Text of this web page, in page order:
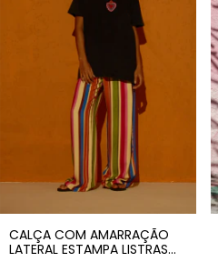
CALÇA COM AMARRAÇÃO
LATERAL ESTAMPA LISTRAS